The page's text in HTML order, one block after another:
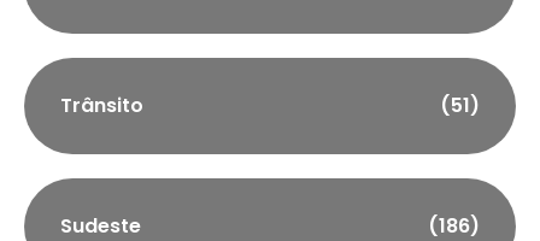
Trânsito (51)
Sudeste (186)